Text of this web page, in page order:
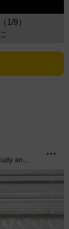
1/9）